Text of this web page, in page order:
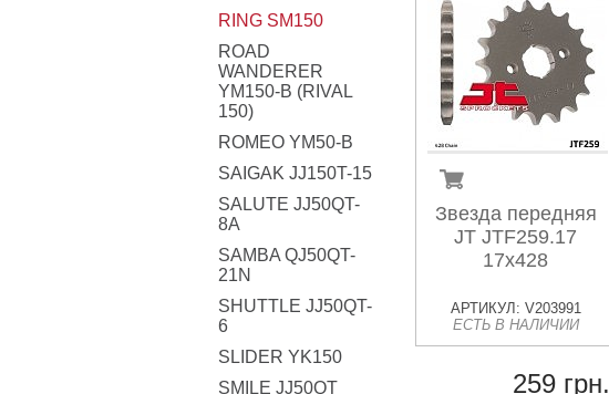
RING SM150
ROAD
WANDERER
YM150-B (RIVAL
150)
ROMEO YM50-B
SAIGAK JJ150T-15
SALUTE JJ50QT-
8A
SAMBA QJ50QT-
21N
SHUTTLE JJ50QT-
6
SLIDER YK150
SMILE JJ50QT
Звезда передняя
JT JTF259.17
17x428
АРТИКУЛ: V203991
ЕСТЬ В НАЛИЧИИ
259 грн.